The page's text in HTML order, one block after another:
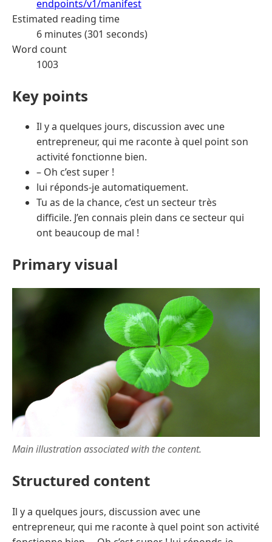
endpoints/v1/manifest
Estimated reading time
6 minutes (301 seconds)
Word count
1003
Key points
Il y a quelques jours, discussion avec une
entrepreneur, qui me raconte à quel point son
activité fonctionne bien.
– Oh c’est super !
lui réponds-je automatiquement.
Tu as de la chance, c’est un secteur très
difficile. J’en connais plein dans ce secteur qui
ont beaucoup de mal !
Primary visual
Main illustration associated with the content.
Structured content
Il y a quelques jours, discussion avec une
entrepreneur, qui me raconte à quel point son activité